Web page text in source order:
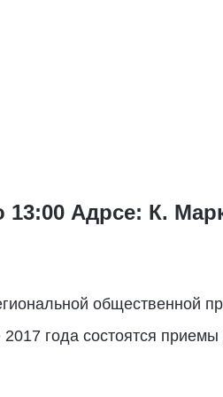
Адрсе: К.
года состоятся